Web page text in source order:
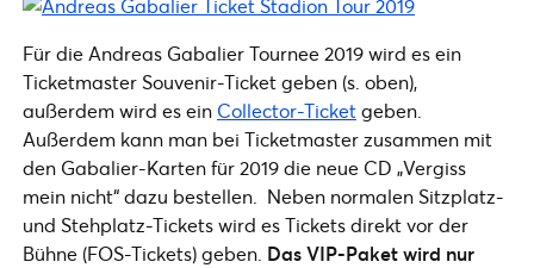
Für die Andreas Gabalier Tournee 2019 wird es ein
Ticketmaster Souvenir-Ticket geben (s. oben),
außerdem wird es ein Collector-Ticketgeben.
Außerdem kann man bei Ticketmaster zusammen mit
den Gabalier-Karten für 2019 die neue CD „Vergiss
mein nicht“ dazu bestellen. Neben normalen Sitzplatz-
und Stehplatz-Tickets wird es Tickets direkt vor der
Bühne (FOS-Tickets) geben. Das VIP-Paket wird nur